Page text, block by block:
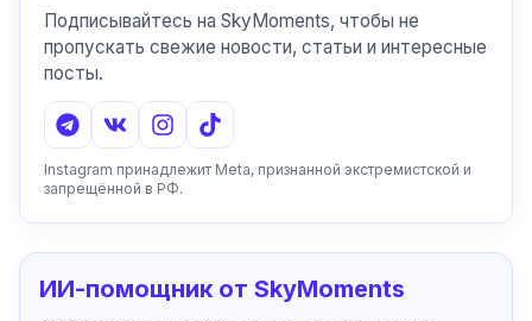
Подписывайтесь на SkyMoments, чтобы не
пропускать свежие новости, статьи и интересные
посты.
Instagram принадлежит Meta, признанной экстремистской и
запрещённой в РФ.
ИИ-помощник от SkyMoments